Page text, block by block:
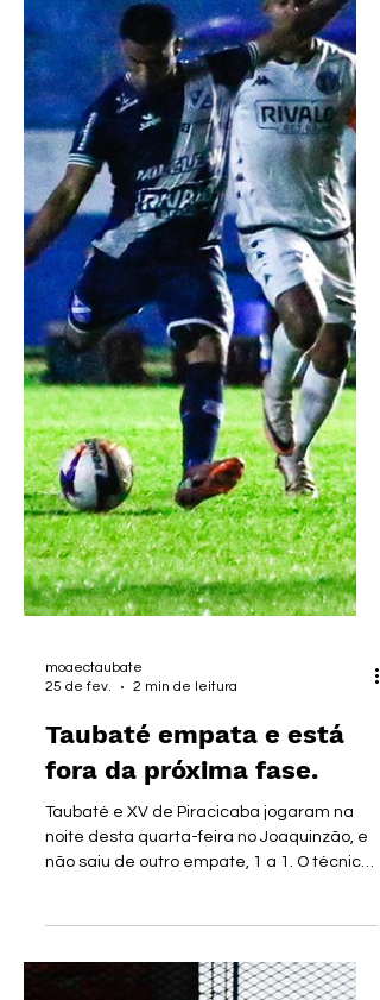
vencia, mas conquistou sua primeira
vitória diante do Linense e acendeu a
chance de escapar do rebaixamento.
Taubaté com13 pontos, vê na tabela
Monte Azul, LInense e Grêmio Prudente
com 11. Uma vitoria taubateana em
Sorocaba, coloca o time com 16 po
Taubaté empata e está